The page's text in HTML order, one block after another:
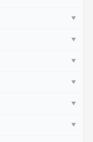
▼
▼
▼
▼
▼
▼